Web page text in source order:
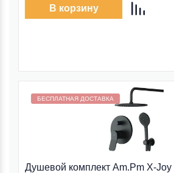
В корзину
БЕСПЛАТНАЯ ДОСТАВКА
Душевой комплект Am.Pm X-